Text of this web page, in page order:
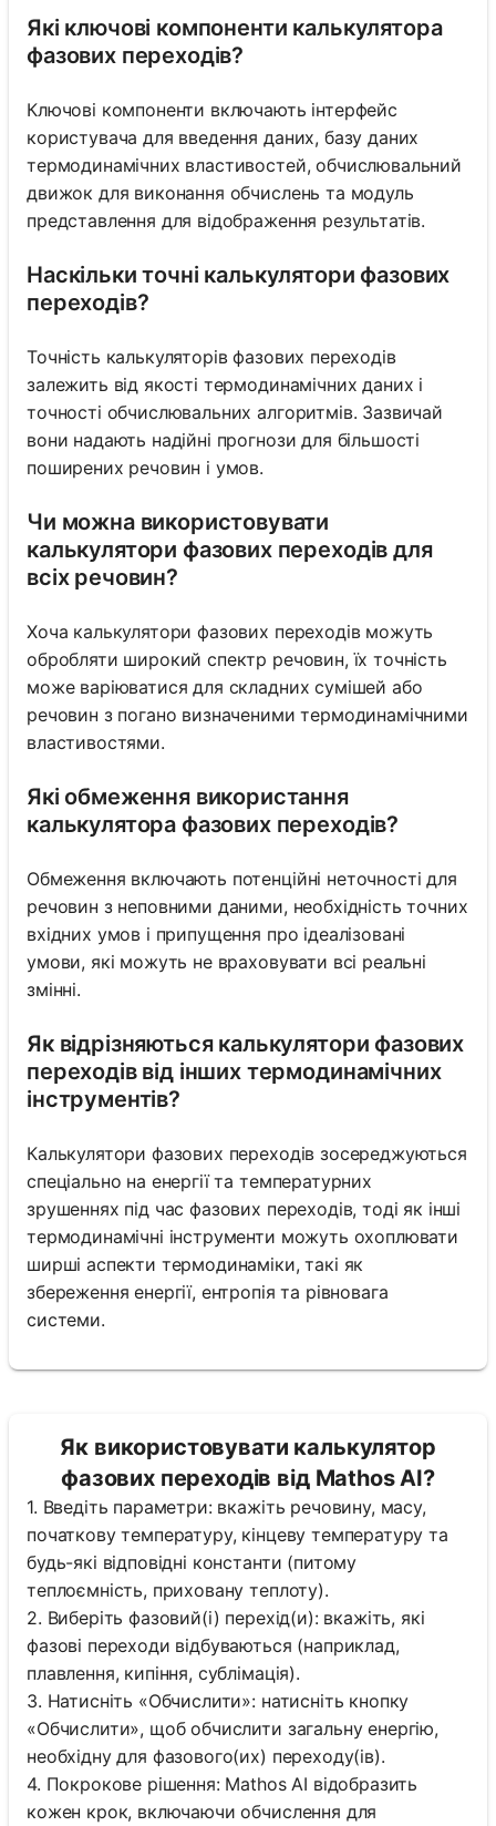
Які ключові компоненти калькулятора
фазових переходів?
Ключові компоненти включають інтерфейс
користувача для введення даних, базу даних
термодинамічних властивостей, обчислювальний
движок для виконання обчислень та модуль
представлення для відображення результатів.
Наскільки точні калькулятори фазових
переходів?
Точність калькуляторів фазових переходів
залежить від якості термодинамічних даних і
точності обчислювальних алгоритмів. Зазвичай
вони надають надійні прогнози для більшості
поширених речовин і умов.
Чи можна використовувати
калькулятори фазових переходів для
всіх речовин?
Хоча калькулятори фазових переходів можуть
обробляти широкий спектр речовин, їх точність
може варіюватися для складних сумішей або
речовин з погано визначеними термодинамічними
властивостями.
Які обмеження використання
калькулятора фазових переходів?
Обмеження включають потенційні неточності для
речовин з неповними даними, необхідність точних
вхідних умов і припущення про ідеалізовані
умови, які можуть не враховувати всі реальні
змінні.
Як відрізняються калькулятори фазових
переходів від інших термодинамічних
інструментів?
Калькулятори фазових переходів зосереджуються
спеціально на енергії та температурних
зрушеннях під час фазових переходів, тоді як інші
термодинамічні інструменти можуть охоплювати
ширші аспекти термодинаміки, такі як
збереження енергії, ентропія та рівновага
системи.
Як використовувати калькулятор
фазових переходів від Mathos AI?
1. Введіть параметри: вкажіть речовину, масу,
початкову температуру, кінцеву температуру та
будь-які відповідні константи (питому
теплоємність, приховану теплоту).
2. Виберіть фазовий(і) перехід(и): вкажіть, які
фазові переходи відбуваються (наприклад,
плавлення, кипіння, сублімація).
3. Натисніть «Обчислити»: натисніть кнопку
«Обчислити», щоб обчислити загальну енергію,
необхідну для фазового(их) переходу(ів).
4. Покрокове рішення: Mathos AI відобразить
кожен крок, включаючи обчислення для